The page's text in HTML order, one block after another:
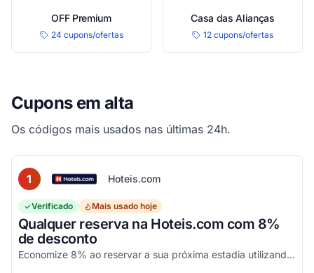
OFF Premium
24 cupons/ofertas
Casa das Alianças
12 cupons/ofertas
Cupons em alta
Os códigos mais usados nas últimas 24h.
1 Hoteis.com
Verificado Mais usado hoje
Qualquer reserva na Hoteis.com com 8%
de desconto
Economize 8% ao reservar a sua próxima estadia utilizando este código promocional em estabelecimentos participantes da Hoteis.com.